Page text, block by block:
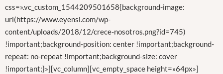
css=».vc_custom_1544209501658{background-image:
url(https://www.eyensi.com/wp-
content/uploads/2018/12/crece-nosotros.png?id=745)
!important;background-position: center !important;background-
repeat: no-repeat !important;background-size: cover
!important;}»][vc_column][vc_empty_space height=»64px»]